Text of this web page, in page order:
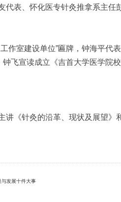
代表、怀化医专针灸推拿系主任
作室建设单位”匾牌，钟海平代
飞宣读成立《吉首大学医学院
讲《针灸的沿革、现状及展望》
发展十件大事